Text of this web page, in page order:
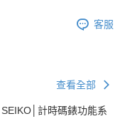
客服
查看全部
SEIKO│計時碼錶功能系